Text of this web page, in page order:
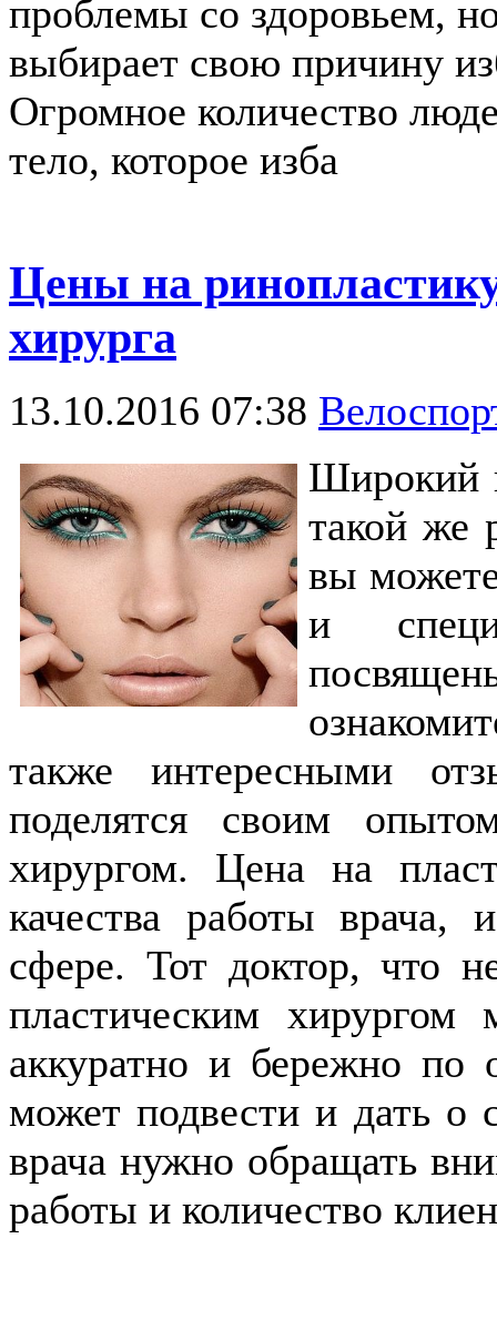
проблемы со здоровьем,
выбирает свою причину
Огромное количество
тело, которое изба
Цены на
хирурга
13.10.2016 07:38
Широкий
такой же
вы
и
также интересными
поделятся своим
хирургом. Цена на
качества работы
сфере. Тот доктор, что
пластическим
аккуратно и бережно
может подвести и дать о
врача нужно обращать
работы и количество